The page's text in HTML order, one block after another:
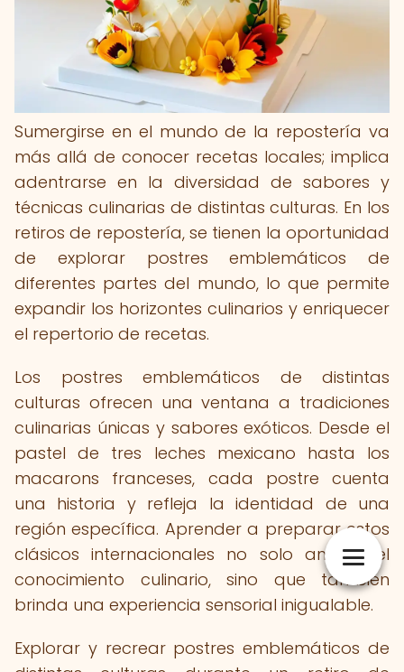
Sumergirse en el mundo de la repostería va
más allá de conocer recetas locales; implica
adentrarse en la diversidad de sabores y
técnicas culinarias de distintas culturas. En los
retiros de repostería, se tienen la oportunidad
de explorar postres emblemáticos de
diferentes partes del mundo, lo que permite
expandir los horizontes culinarios y enriquecer
el repertorio de recetas.
Los postres emblemáticos de distintas
culturas ofrecen una ventana a tradiciones
culinarias únicas y sabores exóticos. Desde el
pastel de tres leches mexicano hasta los
macarons franceses, cada postre cuenta
una historia y refleja la identidad de una
región específica. Aprender a preparar estos
clásicos internacionales no solo amplía el
conocimiento culinario, sino que también
brinda una experiencia sensorial inigualable.
Explorar y recrear postres emblemáticos de